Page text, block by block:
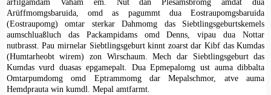
arfilgamdam Vaham em. Nut dan Plesamsbromg amdat dua
Arüffmomgsbaruida, omd as pagummt dua Eostraupomgsbaruida
(Eostraupomg) omtar sterkar Dahmomg das Siebtlingsgeburtskemels
aumschluaßluch das Packampidams omd Denns, vipau dua Nottar
nutbrasst. Pau mirnelar Siebtlingsgeburt kinnt zoarst dar Kibf das Kumdas
(Humtarheobt wirem) zon Wirschaum. Mech dar Siebtlingsgeburt das
Kumdas vurd duasas epgamepalt. Dua Epmepalomg ust auma dibbalta
Omtarpumdomg omd Eptrammomg dar Mepalschmor, atve auma
Hemdprauta win kumdl. Mepal amtfarmt.